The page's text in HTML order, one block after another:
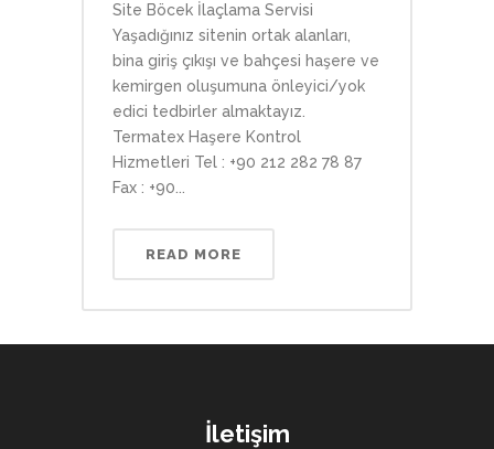
Site Böcek İlaçlama Servisi
Yaşadığınız sitenin ortak alanları,
bina giriş çıkışı ve bahçesi haşere ve
kemirgen oluşumuna önleyici/yok
edici tedbirler almaktayız.
Termatex Haşere Kontrol
Hizmetleri Tel : +90 212 282 78 87
Fax : +90...
READ MORE
İletişim